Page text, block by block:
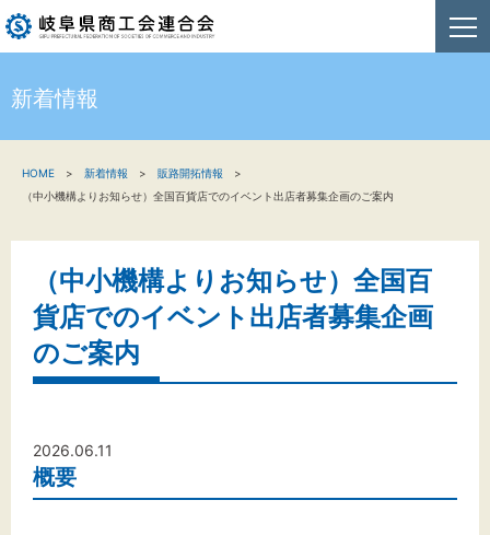
新着情報
関係機関の方へ
商工会連合会について
お問い合わせ
新着情報
HOME 新着情報
販路開拓情報
（中小機構よりお知らせ）全国百貨店でのイベント出店者募集企画のご案内
（中小機構よりお知らせ）全国百
貨店でのイベント出店者募集企画
のご案内
2026.06.11
概要